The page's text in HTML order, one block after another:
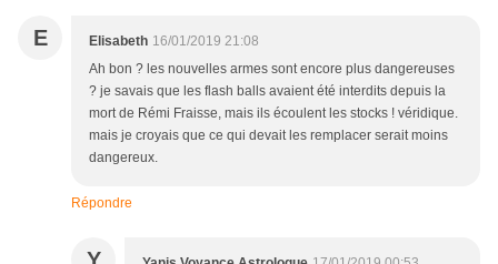
E Elisabeth 16/01/2019 21:08
Ah bon ? les nouvelles armes sont encore plus dangereuses
? je savais que les flash balls avaient été interdits depuis la
mort de Rémi Fraisse, mais ils écoulent les stocks ! véridique.
mais je croyais que ce qui devait les remplacer serait moins
dangereux.
Répondre